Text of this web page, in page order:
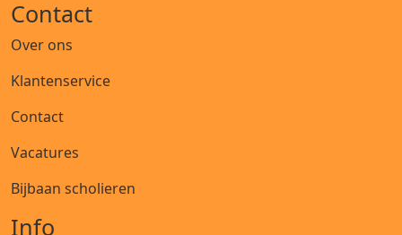
Contact
Over ons
Klantenservice
Contact
Vacatures
Bijbaan scholieren
Info